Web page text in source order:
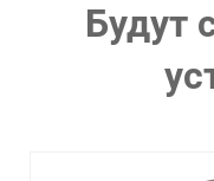
Будут